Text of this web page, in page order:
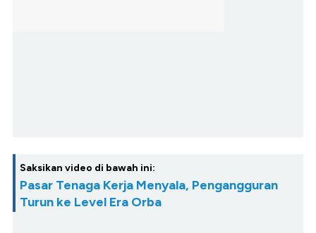
Saksikan video di bawah ini:
Pasar Tenaga Kerja Menyala, Pengangguran
Turun ke Level Era Orba